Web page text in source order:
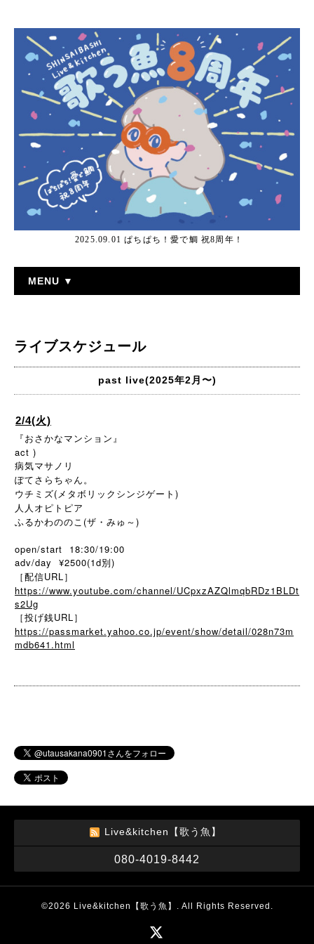
2025.09.01 ぱちぱち！愛で鯛 祝8周年！
MENU ▼
ライブスケジュール
past live(2025年2月〜)
2/4(火)
『おさかなマンション』
act )
病気マサノリ
ぽてさらちゃん。
ウチミズ(メタボリックシンジゲート)
人人オピトピア
ふるかわののこ(ザ・みゅ～)
open/start 18:30/19:00
adv/day ¥2500(1d別)
［配信URL］
https://www.youtube.com/channel/UCpxzAZQlmqbRDz1BLDt
s2Ug
［投げ銭URL］
https://passmarket.yahoo.co.jp/event/show/detail/028n73m
mdb641.html
Live&kitchen【歌う魚】
080-4019-8442
©2026 Live&kitchen【歌う魚】 . All Rights Reserved.